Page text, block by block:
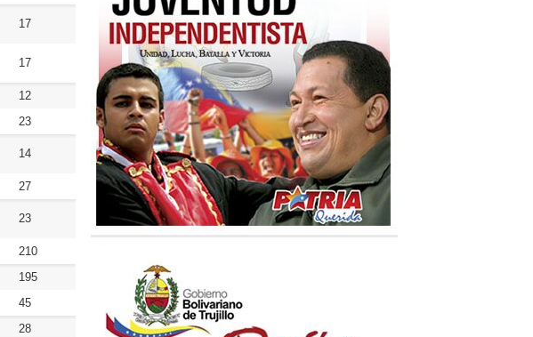
17
17
12
23
14
27
23
210
195
45
28